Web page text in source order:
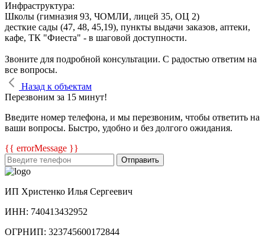
Инфраструктура:
Школы (гимназия 93, ЧОМЛИ, лицей 35, ОЦ 2)
десткие сады (47, 48, 45,19), пункты выдачи заказов, аптеки,
кафе, ТК "Фиеста" - в шаговой доступности.
Звоните для подробной консультации. С радостью ответим на
все вопросы.
Назад к объектам
Перезвоним за 15 минут!
Введите номер телефона, и мы перезвоним, чтобы ответить на
ваши вопросы. Быстро, удобно и без долгого ожидания.
{{ errorMessage }}
Отправить
ИП Христенко Илья Сергеевич
ИНН: 740413432952
ОГРНИП: 323745600172844